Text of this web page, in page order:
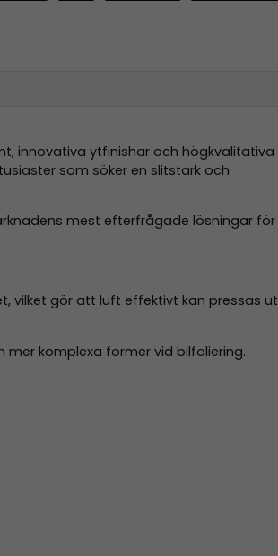
innovativa ytfinishar och högkvalitativa
som söker en slitstark och
mest efterfrågade lösningar för
vilket gör att luft effektivt kan pressas ut
komplexa former vid bilfoliering.